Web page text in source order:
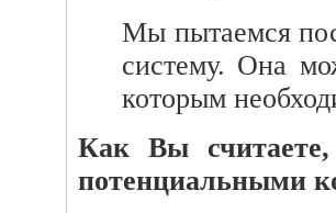
Мы пытаемся
систему. Она
которым
Как Вы
потенциальными